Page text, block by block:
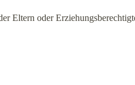
Eltern oder